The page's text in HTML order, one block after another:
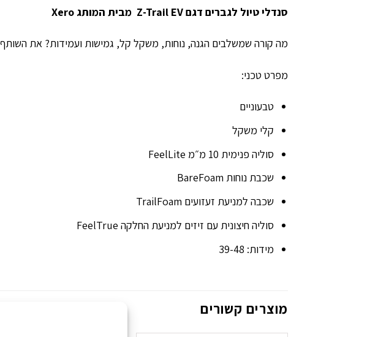
סנדלי טיול לגברים דגםZ-Trail EV מבית המותגXero
מה קורה שמשלבים הגנה, נוחות, משקל קל, גמישות ועמידות? את
מפרט טכני:
טבעוניים
קלי משקל
סוליה פנימית 10 מ״מ FeelLite
שכבת נוחות BareFoam
שכבה למניעת זעזועים TrailFoam
סוליה חיצונית עם זיזים למניעת החלקה FeelTrue
מידות: 39-48
מוצרים קשורים